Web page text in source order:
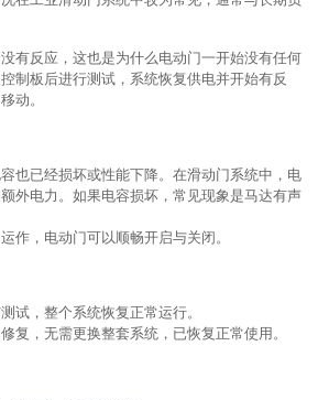
有反应，这也是为什么电动门一开始没有任何
制板后进行测试，系统恢复供电并开始有反
动。
也已经损坏或性能下降。在滑动门系统中，电
外电力。如果电容损坏，常见现象是马达有声
作，电动门可以顺畅开启与关闭。
试，整个系统恢复正常运行。
复，无需更换整套系统，已恢复正常使用。